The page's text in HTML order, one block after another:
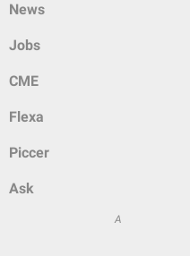
News
Jobs
CME
Flexa
Piccer
Ask
A